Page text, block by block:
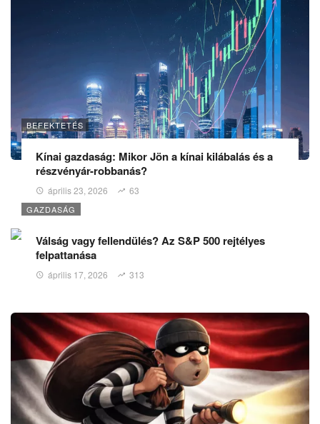
BEFEKTETÉS
Kínai gazdaság: Mikor Jön a kínai kilábalás és a
részvényár-robbanás?
április 23, 2026 63
GAZDASÁG
Válság vagy fellendülés? Az S&P 500 rejtélyes
felpattanása
április 17, 2026 313